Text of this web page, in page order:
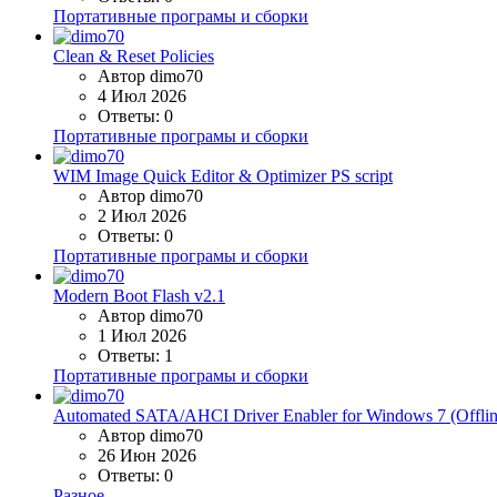
Портативные програмы и сборки
Clean & Reset Policies
Автор dimo70
4 Июл 2026
Ответы: 0
Портативные програмы и сборки
WIM Image Quick Editor & Optimizer PS script
Автор dimo70
2 Июл 2026
Ответы: 0
Портативные програмы и сборки
Modern Boot Flash v2.1
Автор dimo70
1 Июл 2026
Ответы: 1
Портативные програмы и сборки
Automated SATA/AHCI Driver Enabler for Windows 7
Автор dimo70
26 Июн 2026
Ответы: 0